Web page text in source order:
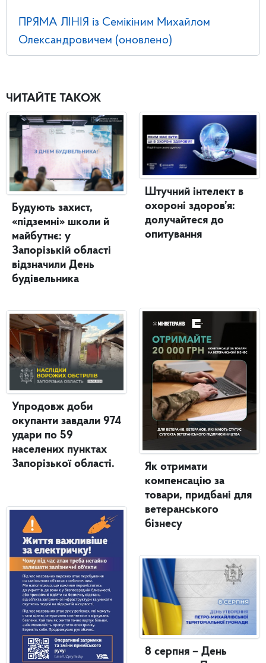
ПРЯМА ЛІНІЯ із Семікіним Михайлом
Олександровичем (оновлено)
ЧИТАЙТЕ ТАКОЖ
Будують захист,
«підземні» школи й
майбутнє: у
Запорізькій області
відзначили День
будівельника
Упродовж доби
окупанти завдали 974
удари по 59
населених пунктах
Запорізької області.
Штучний інтелект в
охороні здоров’я:
долучайтеся до
опитування
Як отримати
компенсацію за
товари, придбані для
ветеранського
бізнесу
8 серпня – День